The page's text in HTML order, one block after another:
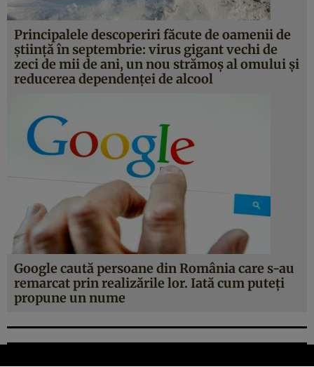
Principalele descoperiri făcute de oamenii de
ştiinţă în septembrie: virus gigant vechi de
zeci de mii de ani, un nou strămoş al omului şi
reducerea dependenţei de alcool
Google caută persoane din România care s-au
remarcat prin realizările lor. Iată cum puteţi
propune un nume